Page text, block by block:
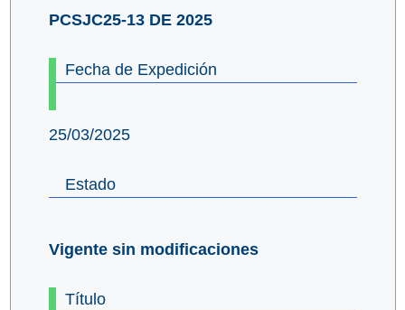
PCSJC25-13 DE 2025
Fecha de Expedición
25/03/2025
Estado
Vigente sin modificaciones
Título